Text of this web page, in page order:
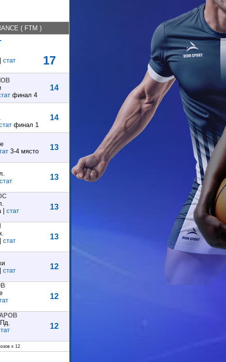
( FTM )
стат
17
финал 4
14
финал 1
14
3-4 място
13
стат
13
| стат
13
стат
13
стат
12
12
12
x 12